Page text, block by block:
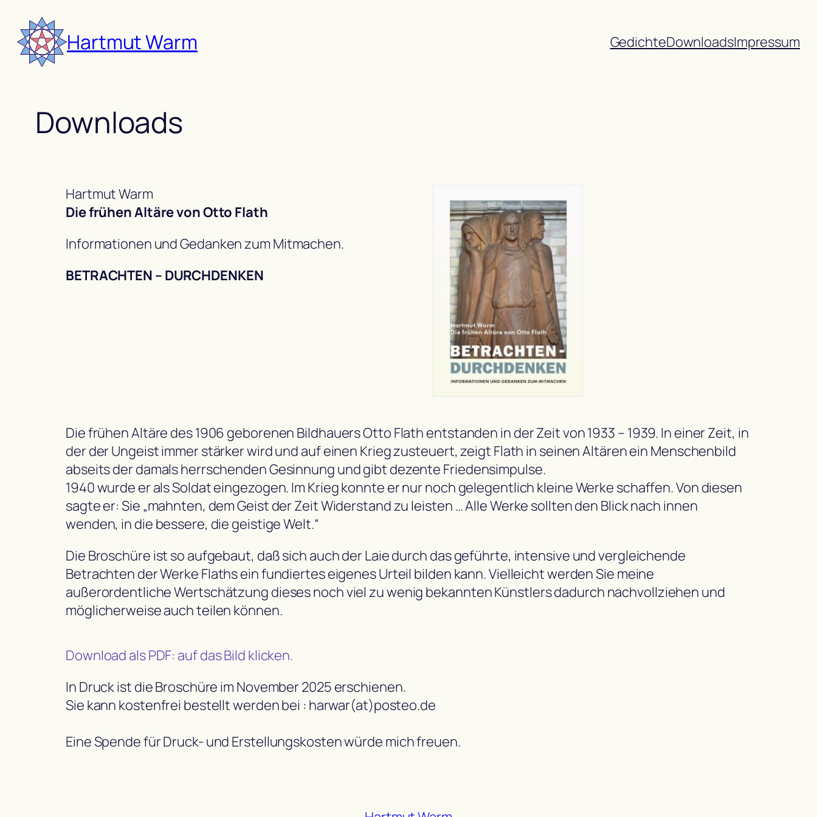
Inhalt
springen Hartmut Warm GedichteDownloadsImpressum
Downloads
Hartmut Warm
Die frühen Altäre von Otto Flath
Informationen und Gedanken zum Mitmachen.
BETRACHTEN – DURCHDENKEN
Die frühen Altäre des 1906 geborenen Bildhauers Otto Flath entstanden in der Zeit von 1933 – 1939. In einer Zeit, in
der der Ungeist immer stärker wird und auf einen Krieg zusteuert, zeigt Flath in seinen Altären ein Menschenbild
abseits der damals herrschenden Gesinnung und gibt dezente Friedensimpulse.
1940 wurde er als Soldat eingezogen. Im Krieg konnte er nur noch gelegentlich kleine Werke schaffen. Von diesen
sagte er: Sie „mahnten, dem Geist der Zeit Widerstand zu leisten … Alle Werke sollten den Blick nach innen
wenden, in die bessere, die geistige Welt.“
Die Broschüre ist so aufgebaut, daß sich auch der Laie durch das geführte, intensive und vergleichende
Betrachten der Werke Flaths ein fundiertes eigenes Urteil bilden kann. Vielleicht werden Sie meine
außerordentliche Wertschätzung dieses noch viel zu wenig bekannten Künstlers dadurch nachvollziehen und
möglicherweise auch teilen können.
Download als PDF: auf das Bild klicken.
In Druck ist die Broschüre im November 2025 erschienen.
Sie kann kostenfrei bestellt werden bei : harwar(at)posteo.de
Eine Spende für Druck- und Erstellungskosten würde mich freuen.